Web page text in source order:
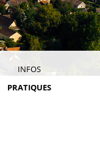
INFOS
PRATIQUES